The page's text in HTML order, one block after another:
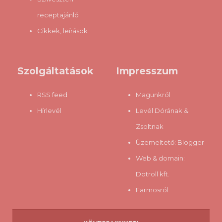
receptajánló
Cikkek, leírások
Szolgáltatások
RSS feed
Hírlevél
Impresszum
Magunkról
Levél Dórának &
Zsoltnak
Üzemeltető: Blogger
Web & domain:
Dotroll kft.
Farmosról